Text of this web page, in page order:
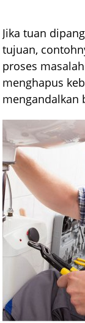
Jika tuan
tujuan,
proses
menghapus
mengandalkan